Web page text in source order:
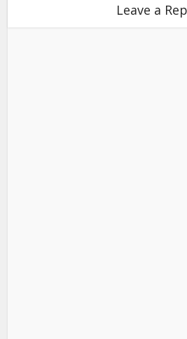
Leave a